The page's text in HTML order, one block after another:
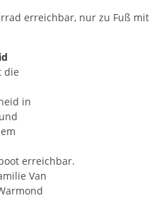
erreichbar, nur zu Fuß mit
die
in
erreichbar.
Van